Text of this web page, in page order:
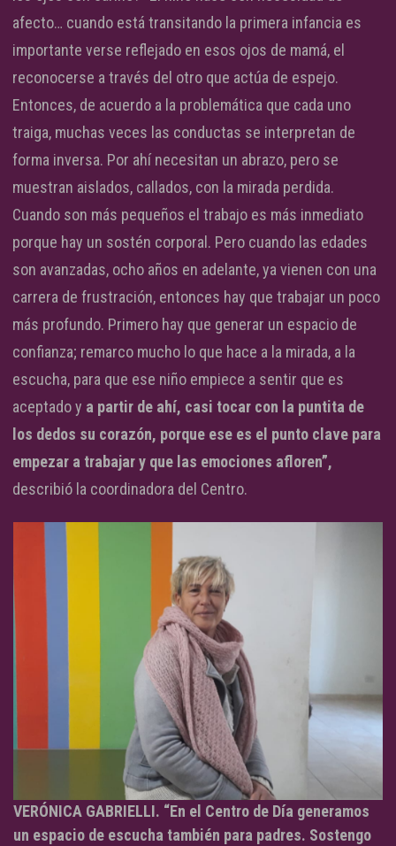
afecto… cuando está transitando la primera infancia es
importante verse reflejado en esos ojos de mamá, el
reconocerse a través del otro que actúa de espejo.
Entonces, de acuerdo a la problemática que cada uno
traiga, muchas veces las conductas se interpretan de
forma inversa. Por ahí necesitan un abrazo, pero se
muestran aislados, callados, con la mirada perdida.
Cuando son más pequeños el trabajo es más inmediato
porque hay un sostén corporal. Pero cuando las edades
son avanzadas, ocho años en adelante, ya vienen con una
carrera de frustración, entonces hay que trabajar un poco
más profundo. Primero hay que generar un espacio de
confianza; remarco mucho lo que hace a la mirada, a la
escucha, para que ese niño empiece a sentir que es
aceptado y a partir de ahí, casi tocar con la puntita de
los dedos su corazón, porque ese es el punto clave para
empezar a trabajar y que las emociones afloren”,
describió la coordinadora del Centro.
VERÓNICA GABRIELLI. “En el Centro de Día generamos
un espacio de escucha también para padres. Sostengo